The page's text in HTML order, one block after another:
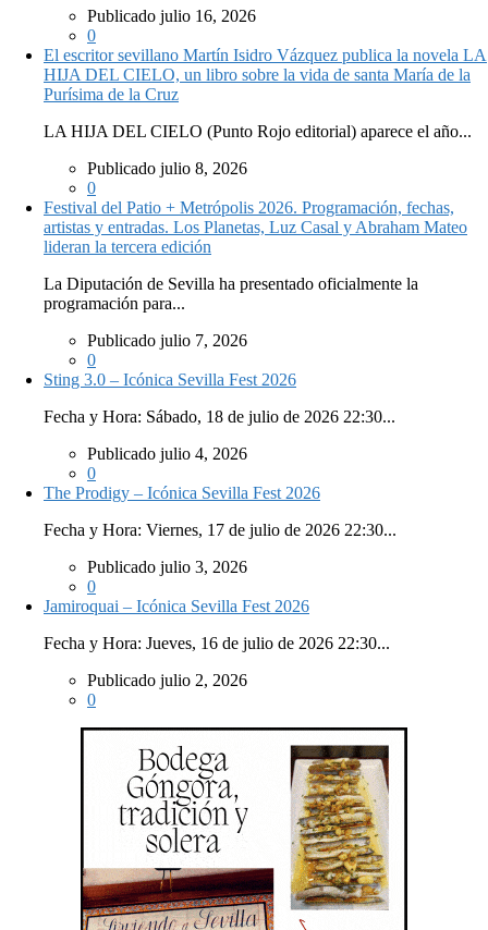
Publicado julio 16, 2026
0
El escritor sevillano Martín Isidro Vázquez publica la novela LA
HIJA DEL CIELO, un libro sobre la vida de santa María de la
Purísima de la Cruz
LA HIJA DEL CIELO (Punto Rojo editorial) aparece el año...
Publicado julio 8, 2026
0
Festival del Patio + Metrópolis 2026. Programación, fechas,
artistas y entradas. Los Planetas, Luz Casal y Abraham Mateo
lideran la tercera edición
La Diputación de Sevilla ha presentado oficialmente la
programación para...
Publicado julio 7, 2026
0
Sting 3.0 – Icónica Sevilla Fest 2026
Fecha y Hora: Sábado, 18 de julio de 2026 22:30...
Publicado julio 4, 2026
0
The Prodigy – Icónica Sevilla Fest 2026
Fecha y Hora: Viernes, 17 de julio de 2026 22:30...
Publicado julio 3, 2026
0
Jamiroquai – Icónica Sevilla Fest 2026
Fecha y Hora: Jueves, 16 de julio de 2026 22:30...
Publicado julio 2, 2026
0